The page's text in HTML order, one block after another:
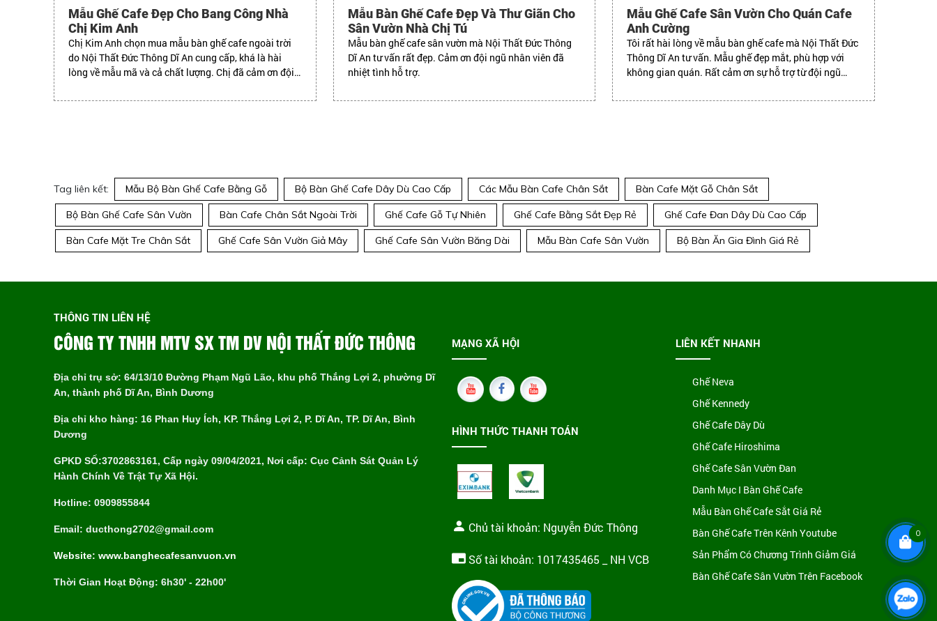
Mẫu Ghế Cafe Đẹp Cho Bang Công Nhà
Chị Kim Anh
Chị Kim Anh chọn mua mẫu bàn ghế cafe ngoài trời
do Nội Thất Đức Thông Dĩ An cung cấp, khá là hài
lòng về mẫu mã và cả chất lượng. Chị đã cảm ơn đội
Mẫu Bàn Ghế Cafe Đẹp Và Thư Giãn Cho
Sân Vườn Nhà Chị Tú
Mẫu bàn ghế cafe sân vườn mà Nội Thất Đức Thông
Dĩ An tư vấn rất đẹp. Cảm ơn đội ngũ nhân viên đã
nhiệt tình hỗ trợ.
Mẫu Ghế Cafe Sân Vườn Cho Quán Cafe
Anh Cường
Tôi rất hài lòng về mẫu bàn ghế cafe mà Nội Thất Đức
Thông Dĩ An tư vấn. Mẫu ghế đẹp mắt, phù hợp với
không gian quán. Rất cảm ơn sự hỗ trợ từ đội ngũ
Tag liên kết: Mẫu Bộ Bàn Ghế Cafe Bằng Gỗ Bộ Bàn Ghế Cafe Dây Dù Cao Cấp Các Mẫu Bàn Cafe Chân Sắt Bàn Cafe Mặt Gỗ Chân Sắt
Bộ Bàn Ghế Cafe Sân Vườn Bàn Cafe Chân Sắt Ngoài Trời Ghế Cafe Gỗ Tự Nhiên Ghế Cafe Bằng Sắt Đẹp Rẻ Ghế Cafe Đan Dây Dù Cao Cấp
Bàn Cafe Mặt Tre Chân Sắt Ghế Cafe Sân Vườn Giả Mây Ghế Cafe Sân Vườn Băng Dài Mẫu Bàn Cafe Sân Vườn Bộ Bàn Ăn Gia Đình Giá Rẻ
THÔNG TIN LIÊN HỆ
CÔNG TY TNHH MTV SX TM DV NỘI THẤT ĐỨC THÔNG
Địa chỉ trụ sở: 64/13/10 Đường Phạm Ngũ Lão, khu phố Thắng Lợi 2, phường Dĩ
An, thành phố Dĩ An, Bình Dương
Địa chỉ kho hàng: 16 Phan Huy Ích, KP. Thắng Lợi 2, P. Dĩ An, TP. Dĩ An, Bình
Dương
GPKD SỐ:3702863161, Cấp ngày 09/04/2021, Nơi cấp: Cục Cảnh Sát Quản Lý
Hành Chính Về Trật Tự Xã Hội.
Hotline: 0909855844
Email: ducthong2702@gmail.com
Website: www.banghecafesanvuon.vn
Thời Gian Hoạt Động: 6h30' - 22h00'
MẠNG XÃ HỘI
HÌNH THỨC THANH TOÁN
Chủ tài khoản: Nguyễn Đức Thông
Số tài khoản: 1017435465 _ NH VCB
LIÊN KẾT NHANH
Ghế Neva
Ghế Kennedy
Ghế Cafe Dây Dù
Ghế Cafe Hiroshima
Ghế Cafe Sân Vườn Đan
Danh Mục I Bàn Ghế Cafe
Mẫu Bàn Ghế Cafe Sắt Giá Rẻ
Bàn Ghế Cafe Trên Kênh Youtube
Sản Phẩm Có Chương Trình Giảm Giá
Bàn Ghế Cafe Sân Vườn Trên Facebook
0